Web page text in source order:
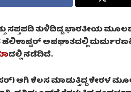
ಸಪ್ತಪದಿ ತುಳಿದಿದ್ದ ಭಾರತೀಯ
ಅಪಘಾತದಲ್ಲಿ
ದಲ್ಲಿ ನಡೆದಿದೆ.
ಆಗಿ ಕೆಲಸ ಮಾಡುತ್ತಿದ್ದ ಕೇರಳ